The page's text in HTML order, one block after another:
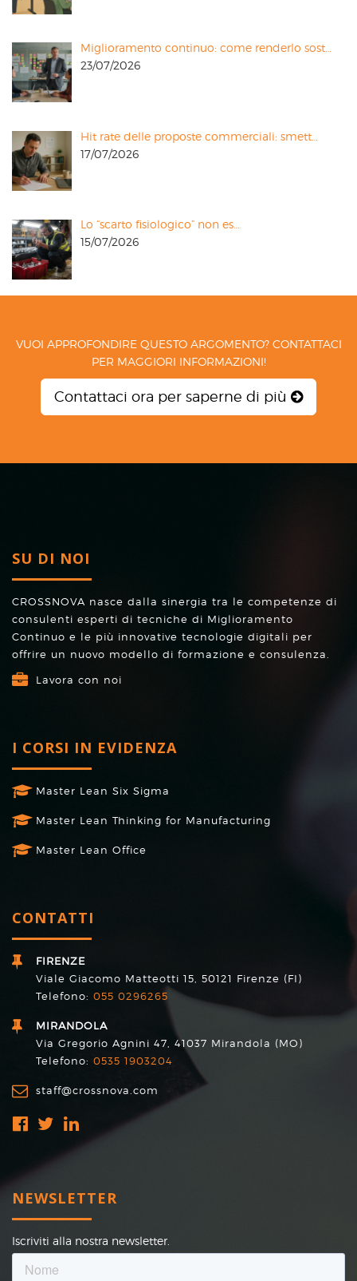
Miglioramento continuo: come renderlo sost…
23/07/2026
Hit rate delle proposte commerciali: smett…
17/07/2026
Lo “scarto fisiologico” non es…
15/07/2026
VUOI APPROFONDIRE QUESTO ARGOMENTO? CONTATTACI
PER MAGGIORI INFORMAZIONI!
Contattaci ora per saperne di più
SU DI NOI
CROSSNOVA nasce dalla sinergia tra le competenze di
consulenti esperti di tecniche di Miglioramento
Continuo e le più innovative tecnologie digitali per
offrire un nuovo modello di formazione e consulenza.
Lavora con noi
I CORSI IN EVIDENZA
Master Lean Six Sigma
Master Lean Thinking for Manufacturing
Master Lean Office
CONTATTI
FIRENZE
Viale Giacomo Matteotti 15, 50121 Firenze (FI)
Telefono: 055 0296265
MIRANDOLA
Via Gregorio Agnini 47, 41037 Mirandola (MO)
Telefono: 0535 1903204
staff@crossnova.com
NEWSLETTER
Iscriviti alla nostra newsletter.